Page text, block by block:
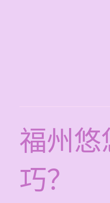
福州悠
巧？